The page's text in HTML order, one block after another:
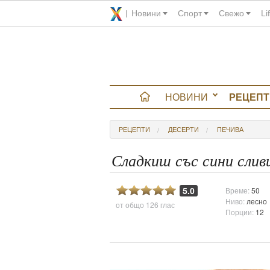
Новини Спорт Свежо
НОВИНИ
РЕЦЕПТИ ДЕСЕРТИ ПЕЧИВА
Сладкиш със сини
5.0
от общо 126 глас
Време:50
Ниво: лесно
Порции: 12